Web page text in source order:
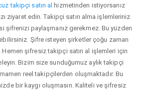
takipçi satın al hizmetinden istiyorsanız
ziyaret edin. Takipçi satın alma işlemleriniz
şifrenizi paylaşmanız gerekmez. Bu yüzden
Şifre isteyen şirketler çoğu zaman
Hemen şifresiz takipçi satın al işlemleri için
Bizim size sunduğumuz aylık takipçi
reel takipçilerden oluşmaktadır. Bu
bir kaygı oluşmasın. Kaliteli ve şifresiz